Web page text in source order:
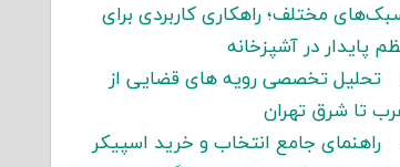
مختلف؛ راهکاری کاربردی برای
پایدار در آشپزخانه
تحلیل تخصصی رویه های قضایی از
تا شرق تهران
راهنمای جامع انتخاب و خرید اسپیکر